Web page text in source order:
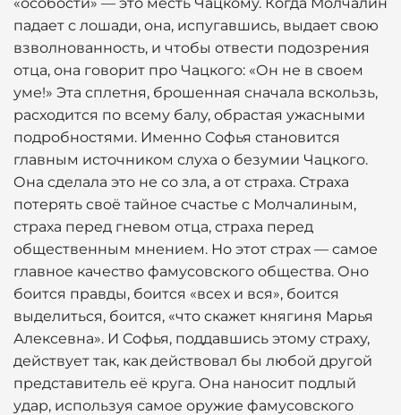
падает с лошади, она, испугавшись, выдает свою
взволнованность, и чтобы отвести подозрения
отца, она говорит про Чацкого: «Он не в своем
уме!» Эта сплетня, брошенная сначала вскользь,
расходится по всему балу, обрастая ужасными
подробностями. Именно Софья становится
главным источником слуха о безумии Чацкого.
Она сделала это не со зла, а от страха. Страха
потерять своё тайное счастье с Молчалиным,
страха перед гневом отца, страха перед
общественным мнением. Но этот страх — самое
главное качество фамусовского общества. Оно
боится правды, боится «всех и вся», боится
выделиться, боится, «что скажет княгиня Марья
Алексевна». И Софья, поддавшись этому страху,
действует так, как действовал бы любой другой
представитель её круга. Она наносит подлый
удар, используя самое оружие фамусовского